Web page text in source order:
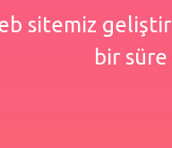
sitemiz
bir